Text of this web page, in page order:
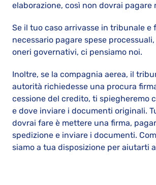
elaborazione, così non dovrai pagare
Se il tuo caso arrivasse in tribunale e
necessario pagare spese
oneri governativi, ci pensiamo noi.
Inoltre, se la compagnia aerea, il
autorità richiedesse una procura
cessione del credito, ti spiegheremo
e dove inviare i documenti originali.
dovrai fare è mettere una firma,
spedizione e inviare i documenti.
siamo a tua disposizione per aiutarti